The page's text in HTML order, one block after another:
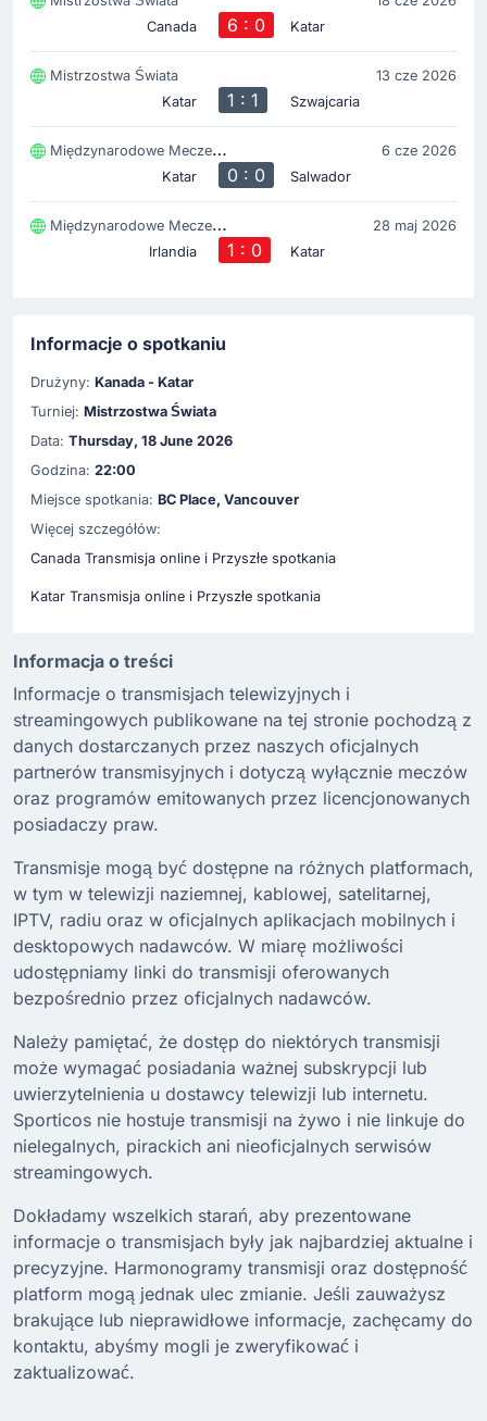
Canada
6 : 0 Katar
Mistrzostwa Świata
13 cze 2026
Katar
1 : 1 Szwajcaria
Międzynarodowe Mecze Towarzyskie
6 cze 2026
Katar
0 : 0 Salwador
Międzynarodowe Mecze Towarzyskie
28 maj 2026
Irlandia
1 : 0 Katar
Informacje o spotkaniu
Drużyny: Kanada - Katar
Turniej: Mistrzostwa Świata
Data: Thursday, 18 June 2026
Godzina: 22:00
Miejsce spotkania: BC Place, Vancouver
Więcej szczegółów:
Canada Transmisja online i Przyszłe spotkania
Katar Transmisja online i Przyszłe spotkania
Informacja o treści
Informacje o transmisjach telewizyjnych i
streamingowych publikowane na tej stronie pochodzą z
danych dostarczanych przez naszych oficjalnych
partnerów transmisyjnych i dotyczą wyłącznie meczów
oraz programów emitowanych przez licencjonowanych
posiadaczy praw.
Transmisje mogą być dostępne na różnych platformach,
w tym w telewizji naziemnej, kablowej, satelitarnej,
IPTV, radiu oraz w oficjalnych aplikacjach mobilnych i
desktopowych nadawców. W miarę możliwości
udostępniamy linki do transmisji oferowanych
bezpośrednio przez oficjalnych nadawców.
Należy pamiętać, że dostęp do niektórych transmisji
może wymagać posiadania ważnej subskrypcji lub
uwierzytelnienia u dostawcy telewizji lub internetu.
Sporticos nie hostuje transmisji na żywo i nie linkuje do
nielegalnych, pirackich ani nieoficjalnych serwisów
streamingowych.
Dokładamy wszelkich starań, aby prezentowane
informacje o transmisjach były jak najbardziej aktualne i
precyzyjne. Harmonogramy transmisji oraz dostępność
platform mogą jednak ulec zmianie. Jeśli zauważysz
brakujące lub nieprawidłowe informacje, zachęcamy do
kontaktu, abyśmy mogli je zweryfikować i
zaktualizować.